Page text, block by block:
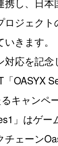
ロジェク
きます。
対応を記
OASYX
キャンペ
」はゲ
チェーン